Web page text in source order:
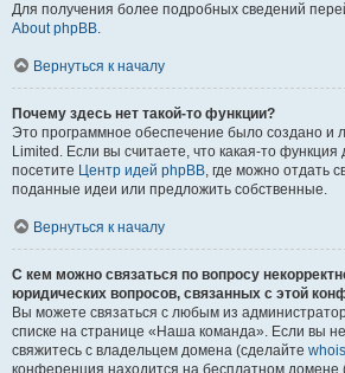
Для получения более подробных сведений
About phpBB.
Вернуться к началу
Почему здесь нет такой-то функции?
Это программное обеспечение было создано и
Limited. Если вы считаете, что какая-то
посетите Центр идей phpBB, где можно отдать
поданные идеи или предложить собственные.
Вернуться к началу
С кем можно связаться по вопросу
юридических вопросов, связанных с этой
Вы можете связаться с любым из
списке на странице «Наша команда». Если вы
свяжитесь с владельцем домена (сделайте
конференция находится на бесплатном домене